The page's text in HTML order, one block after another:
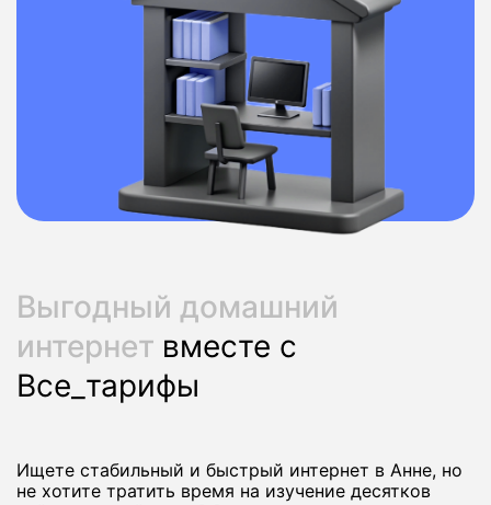
Выгодный домашний
интернет вместе с
Все_тарифы
Ищете стабильный и быстрый интернет в Анне, но
не хотите тратить время на изучение десятков